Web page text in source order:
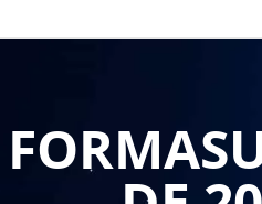
corrosifs, inflammables,
l'organisme (respiratoire,
également les risques